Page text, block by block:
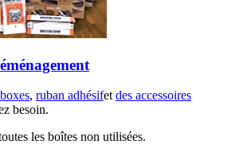
boxes, ruban adhésifetdes accessoires
besoin.
les boîtes non utilisées.